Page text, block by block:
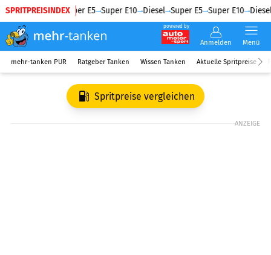
SPRITPREISINDEX
Diesel Super E5 Super E10 Diesel Super E5 Super E10 Diesel
powered by
Anmelden Menü
mehr-tanken PUR Ratgeber Tanken Wissen Tanken Aktuelle Spritpreise
Spritpreise vergleichen
ANZEIGE